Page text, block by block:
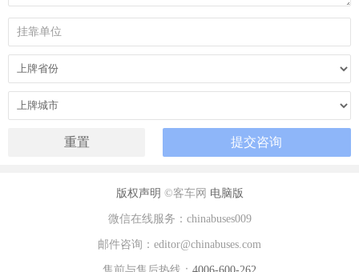
版权声明 ©客车网 电脑版
微信在线服务：chinabuses009
邮件咨询：editor@chinabuses.com